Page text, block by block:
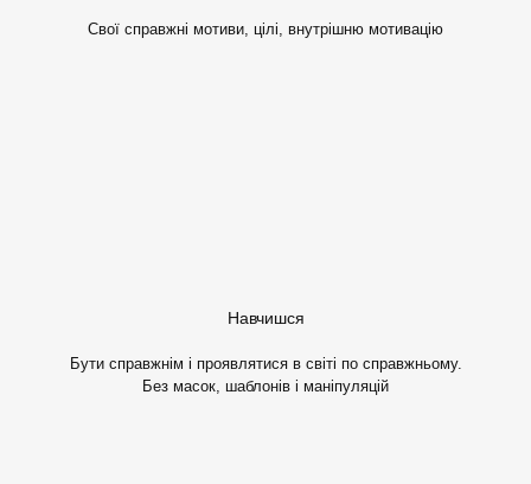
Свої справжні мотиви, цілі, внутрішню мотивацію
Навчишся
Бути справжнім і проявлятися в світі по справжньому.
Без масок, шаблонів і маніпуляцій